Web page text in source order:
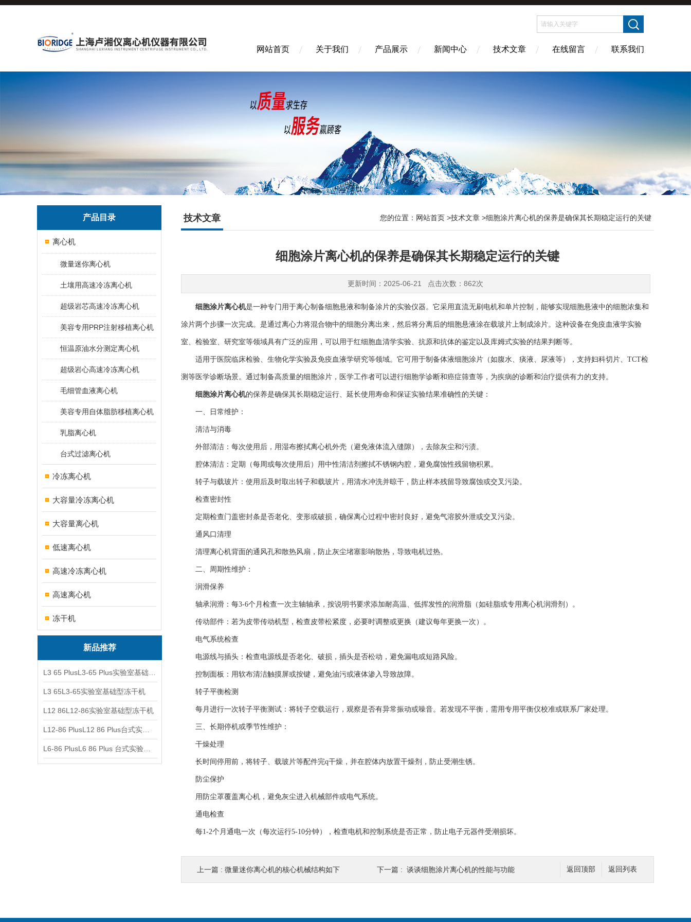
网站首页 关于我们 产品展示 新闻中心 技术文章 在线留言 联系我们
产品目录
离心机
微量迷你离心机
土壤用高速冷冻离心机
超级岩芯高速冷冻离心机
美容专用PRP注射移植离心机
恒温原油水分测定离心机
超级岩心高速冷冻离心机
毛细管血液离心机
美容专用自体脂肪移植离心机
乳脂离心机
台式过滤离心机
冷冻离心机
大容量冷冻离心机
大容量离心机
低速离心机
高速冷冻离心机
高速离心机
冻干机
新品推荐
L3 65L3-65实验室基础型冻干机
L12 86L12-86实验室基础型冻干机
技术文章 您的位置： 网站首页 >技术文章 >细胞涂片离心机的保养是确保其长期稳定运行的关键
细胞涂片离心机的保养是确保其长期稳定运行的关键
更新时间：2025-06-21 点击次数：862次
细胞涂片离心机是一种专门用于离心制备细胞悬液和制备涂片的实验仪器。它采用直流无刷电机和单片控制，能够实现细胞悬液中的细胞浓集和
涂片两个步骤一次完成。是通过离心力将混合物中的细胞分离出来，然后将分离后的细胞悬液涂在载玻片上制成涂片。这种设备在免疫血液学实验
室、检验室、研究室等领域具有广泛的应用，可以用于红细胞血清学实验、抗原和抗体的鉴定以及库姆式实验的结果判断等。
适用于医院临床检验、生物化学实验及免疫血液学研究等领域。它可用于制备体液细胞涂片（如腹水、痰液、尿液等），支持妇科切片、TCT检
测等医学诊断场景。通过制备高质量的细胞涂片，医学工作者可以进行细胞学诊断和癌症筛查等，为疾病的诊断和治疗提供有力的支持。
细胞涂片离心机的保养是确保其长期稳定运行、延长使用寿命和保证实验结果准确性的关键：
一、日常维护：
清洁与消毒
外部清洁：每次使用后，用湿布擦拭离心机外壳（避免液体流入缝隙），去除灰尘和污渍。
腔体清洁：定期（每周或每次使用后）用中性清洁剂擦拭不锈钢内腔，避免腐蚀性残留物积累。
转子与载玻片：使用后及时取出转子和载玻片，用清水冲洗并晾干，防止样本残留导致腐蚀或交叉污染。
检查密封性
定期检查门盖密封条是否老化、变形或破损，确保离心过程中密封良好，避免气溶胶外泄或交叉污染。
通风口清理
清理离心机背面的通风孔和散热风扇，防止灰尘堵塞影响散热，导致电机过热。
二、周期性维护：
润滑保养
轴承润滑：每3-6个月检查一次主轴轴承，按说明书要求添加耐高温、低挥发性的润滑脂（如硅脂或专用离心机润滑剂）。
传动部件：若为皮带传动机型，检查皮带松紧度，必要时调整或更换（建议每年更换一次）。
电气系统检查
电源线与插头：检查电源线是否老化、破损，插头是否松动，避免漏电或短路风险。
控制面板：用软布清洁触摸屏或按键，避免油污或液体渗入导致故障。
转子平衡检测
每月进行一次转子平衡测试：将转子空载运行，观察是否有异常振动或噪音。若发现不平衡，需用专用平衡仪校准或联系厂家处理。
三、长期停机或季节性维护：
干燥处理
长时间停用前，将转子、载玻片等配件完q干燥，并在腔体内放置干燥剂，防止受潮生锈。
防尘保护
用防尘罩覆盖离心机，避免灰尘进入机械部件或电气系统。
通电检查
每1-2个月通电一次（每次运行5-10分钟），检查电机和控制系统是否正常，防止电子元器件受潮损坏。
返回列表
返回顶部
上一篇 : 微量迷你离心机的核心机械结构如下 下一篇 : 谈谈细胞涂片离心机的性能与功能